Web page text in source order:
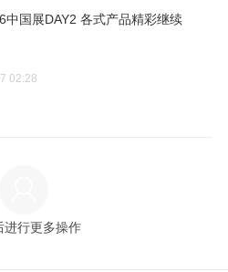
中国展DAY2 各式产品精彩继续
02:28
进行更多操作